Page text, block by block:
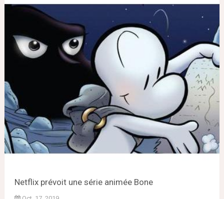
Netflix prévoit une série animée Bone